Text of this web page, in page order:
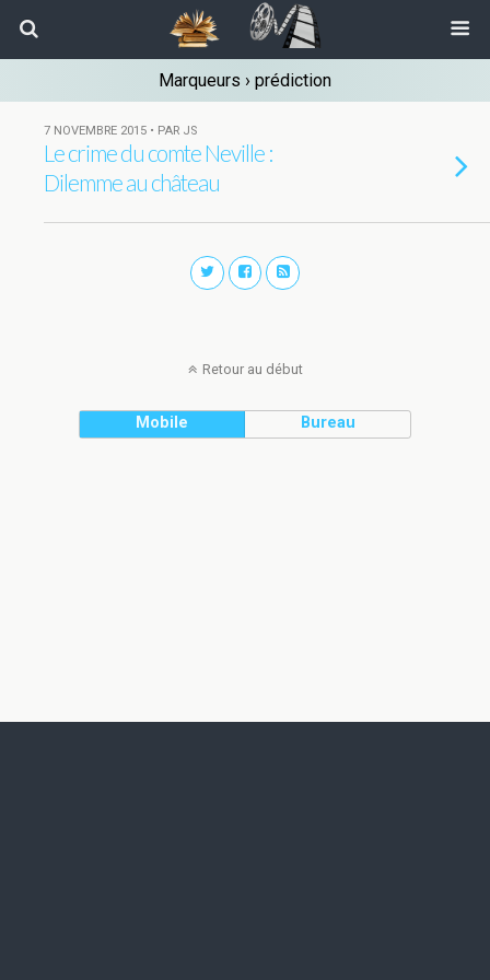
Marqueurs › prédiction
7 NOVEMBRE 2015 • PAR JS
Le crime du comte Neville :
Dilemme au château
Retour au début
Mobile Bureau